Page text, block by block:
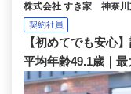
株式会社 すき家 神奈川
契約社員
【初めてでも安心
平均年齢49.1歳｜